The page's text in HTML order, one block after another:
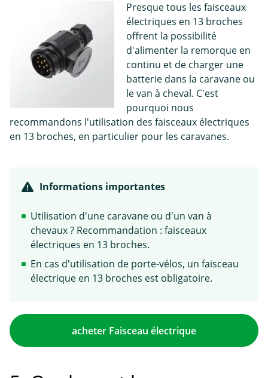
Presque tous les faisceaux
électriques en 13 broches
offrent la possibilité
d'alimenter la remorque en
continu et de charger une
batterie dans la caravane ou
le van à cheval. C'est
pourquoi nous
recommandons l'utilisation des faisceaux électriques
en 13 broches, en particulier pour les caravanes.
Informations importantes
Utilisation d'une caravane ou d'un van à
chevaux ? Recommandation : faisceaux
électriques en 13 broches.
En cas d'utilisation de porte-vélos, un faisceau
électrique en 13 broches est obligatoire.
acheter Faisceau électrique